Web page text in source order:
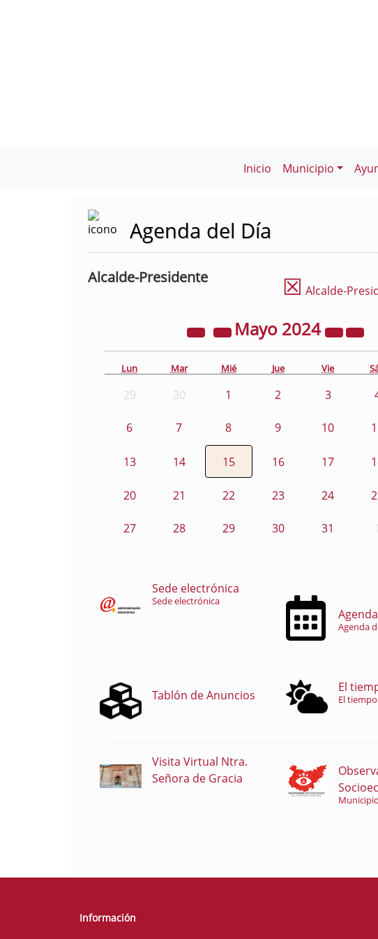
Inicio Municipio
Agenda del Día
Alcalde-Presidente ☒ Alcalde-
Mayo 2024
Lun Mar Mié Jue Vie
29 30 1 2 3
6 7 8 9 10
13 14 15 16 17
20 21 22 23 24
27 28 29 30 31 1
Sede electrónica
Sede electrónica
Agenda
Agenda
Tablón de Anuncios
El
El tiempo
Visita Virtual Ntra.
Señora de Gracia
Información